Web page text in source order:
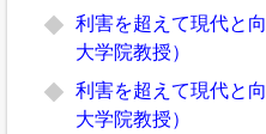
利害を超えて現代と
大学院教授）
利害を超えて現代と
大学院教授）